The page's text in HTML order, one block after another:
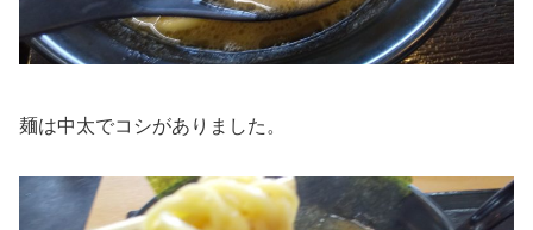
麺は中太でコシがありました。